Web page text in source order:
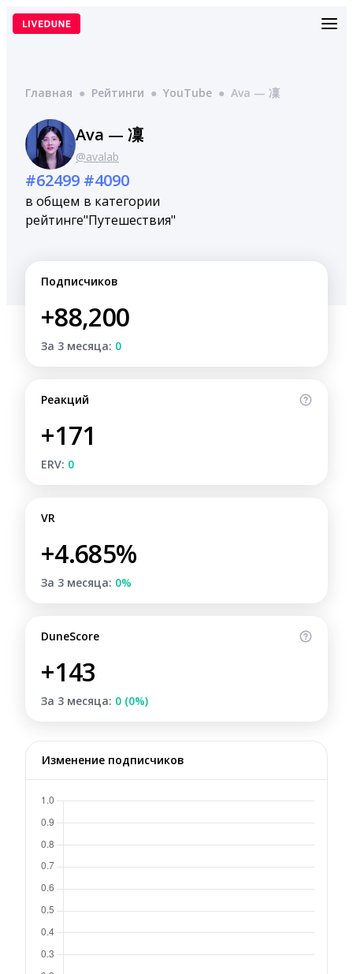
Перейти
Главная ● Рейтинги ● YouTube ● Ava — 凜
Ava — 凜
@avalab
#62499
в общем
рейтинге
#4090
в категории
"Путешествия"
Подписчиков
+88,200
За 3 месяца: 0
Реакций
+171
ERV: 0
VR
+4.685%
За 3 месяца: 0%
DuneScore
+143
За 3 месяца: 0 (0%)
Изменение подписчиков